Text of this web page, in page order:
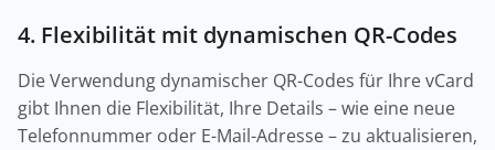
4. Flexibilität mit dynamischen QR-Codes
Die Verwendung dynamischer QR-Codes für Ihre vCard
gibt Ihnen die Flexibilität, Ihre Details – wie eine neue
Telefonnummer oder E-Mail-Adresse – zu aktualisieren,